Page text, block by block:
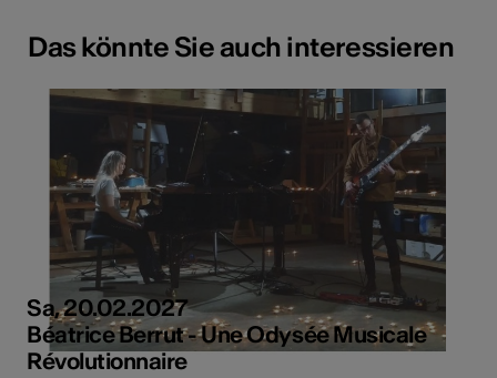
Das könnte Sie auch interessieren
Sa, 20.02.2027
Béatrice Berrut - Une Odysée Musicale
Révolutionnaire